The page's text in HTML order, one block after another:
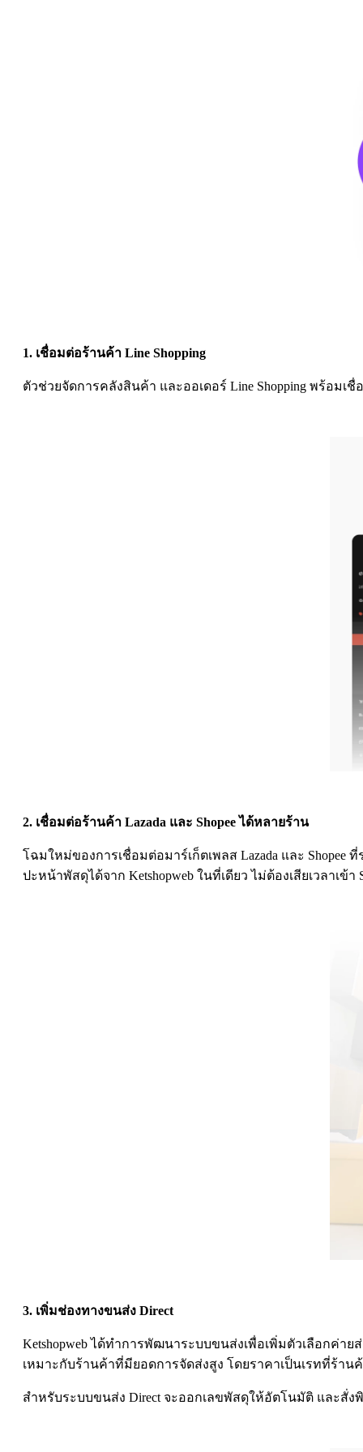
1. เชื่อมต่อร้านค้า Line Shopping
ตัวช่วยจัดการคลังสินค้า และออเดอร์ Line Shopping พร้อมเ
2. เชื่อมต่อร้านค้า Lazada และ Shopee ได้หลายร้าน
โฉมใหม่ของการเชื่อมต่อมาร์เก็ตเพลส Lazada และ
ปะหน้าพัสดุได้จาก Ketshopweb ในที่เดียว ไม่ต้องเสียเวลาเข้
3. เพิ่มช่องทางขนส่ง Direct
Ketshopweb ได้ทำการพัฒนาระบบขนส่งเพื่อเพิ่มตัวเลือกค่
เหมาะกับร้านค้าที่มียอดการจัดส่งสูง โดยราคาเป็นเรทที่ร้าน
สำหรับระบบขนส่ง Direct จะออกเลขพัสดุให้อัตโนมัติ และสั่